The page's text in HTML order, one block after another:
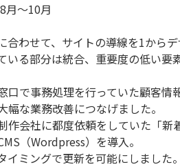
月～10月
合わせて、サイトの導線を1からデ
いる部分は統合、重要度の低い
口で事務処理を行っていた顧客
幅な業務改善につなげました。
作会社に都度依頼をしていた「
（Wordpress）を導入。
イミングで更新を可能にしました。